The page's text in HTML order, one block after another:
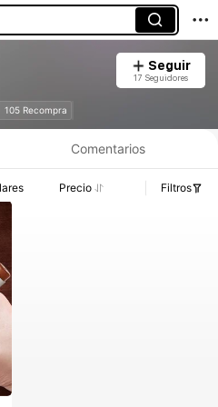
Seguir
17 Seguidores
105 Recompra
Comentarios
Precio Filtros